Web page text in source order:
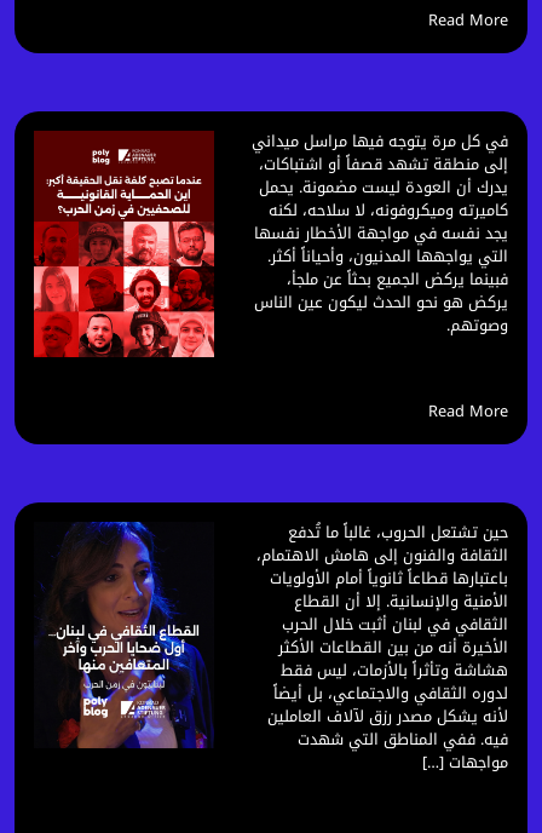
Read More
في كل مرة يتوجه فيها مراسل ميداني
إلى منطقة تشهد قصفاً أو اشتباكات،
يدرك أن العودة ليست مضمونة. يحمل
كاميرته وميكروفونه، لا سلاحه، لكنه
يجد نفسه في مواجهة الأخطار نفسها
التي يواجهها المدنيون، وأحياناً أكثر.
فبينما يركض الجميع بحثاً عن ملجأ،
يركض هو نحو الحدث ليكون عين الناس
وصوتهم.
Read More
حين تشتعل الحروب، غالباً ما تُدفع
الثقافة والفنون إلى هامش الاهتمام،
باعتبارها قطاعاً ثانوياً أمام الأولويات
الأمنية والإنسانية. إلا أن القطاع
الثقافي في لبنان أثبت خلال الحرب
الأخيرة أنه من بين القطاعات الأكثر
هشاشة وتأثراً بالأزمات، ليس فقط
لدوره الثقافي والاجتماعي، بل أيضاً
لأنه يشكل مصدر رزق لآلاف العاملين
فيه. ففي المناطق التي شهدت
مواجهات […]